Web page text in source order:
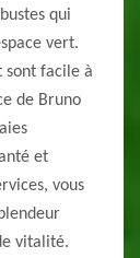
qui
vert.
sont facile à
de Bruno
et
vous
vitalité.